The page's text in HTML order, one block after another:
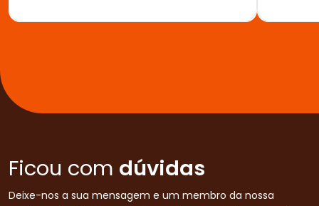
Ficou com dúvidas
Deixe-nos a sua mensagem e um membro da nossa